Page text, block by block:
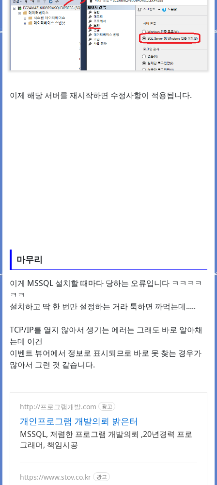
이제 해당 서버를 재시작하면 수정사항이 적용됩니다.
마무리
이게 MSSQL 설치할 때마다 당하는 오류입니다 ㅋㅋㅋㅋ
ㅋㅋ
설치하고 딱 한 번만 설정하는 거라 툭하면 까먹는데.....
TCP/IP를 열지 않아서 생기는 에러는 그래도 바로 알아채
는데 이건
이벤트 뷰어에서 정보로 표시되므로 바로 못 찾는 경우가
많아서 그런 것 같습니다.
http://프로그램개발.com 광고
개인프로그램 개발의뢰 밝은터
MSSQL, 저렴한 프로그램 개발의뢰 ,20년경력 프로
그래머, 책임시공
https://www.stov.co.kr 광고